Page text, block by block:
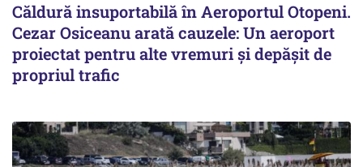
Căldură insuportabilă în Aeroportul Otopeni.
Cezar Osiceanu arată cauzele: Un aeroport
proiectat pentru alte vremuri și depășit de
propriul trafic